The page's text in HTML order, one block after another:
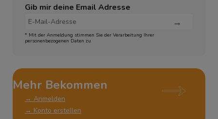
Gib mir deine Email Adresse
* Mit der Anmeldung stimmen Sie der Verarbeitung Ihrer
personenbezogenen Daten zu
Mehr Bekommen
→ Anmelden
→ Konto erstellen